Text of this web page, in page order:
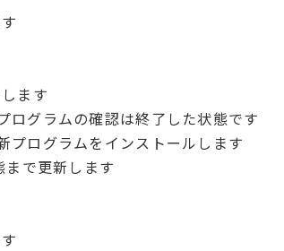
ます
グラムの確認は終了した状態です
グラムをインストールします
で更新します